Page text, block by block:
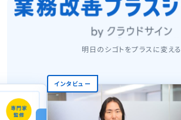
明日のシゴトをプラスに変える
インタビュー